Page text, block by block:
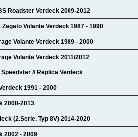
Roadster Verdeck 2009-2012
Volante Verdeck 1987 - 1990
Volante Verdeck 1989 - 2000
Volante Verdeck 2011/2012
// Replica Verdeck
1991 - 2000
2008-2013
(2.Serie, Typ 8V) 2014-2020
2002 - 2009